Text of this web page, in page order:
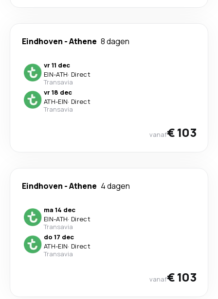
Eindhoven -Athene 8 dagen
vr 11 dec
EIN-ATH· Direct
Transavia
vr 18 dec
ATH-EIN· Direct
Transavia
vanaf€ 103
Eindhoven -Athene 4 dagen
ma 14 dec
EIN-ATH· Direct
Transavia
do 17 dec
ATH-EIN· Direct
Transavia
vanaf€ 103